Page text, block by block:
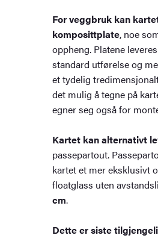
For veggbruk kan
komposittplate, noe
oppheng. Platene
standard utførelse og
et tydelig
det mulig å tegne på
egner seg også for
Kartet kan alternativt
passepartout.
kartet et mer eksklusivt
floatglass uten
cm.
Dette er siste